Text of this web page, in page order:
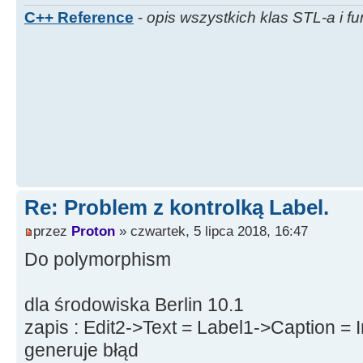
C++ Reference - opis wszystkich klas STL-a i
Re: Problem z kontrolką Label.
przez Proton » czwartek, 5 lipca 2018, 16:47
Do polymorphism
dla środowiska Berlin 10.1
zapis : Edit2->Text = Label1->Caption =
generuje błąd